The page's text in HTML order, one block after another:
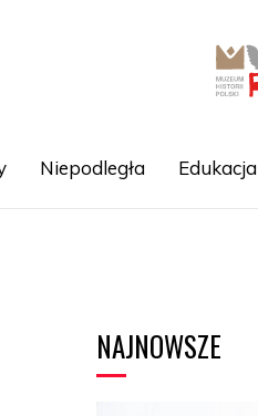
Niepodległa Edukacja
NAJNOWSZE